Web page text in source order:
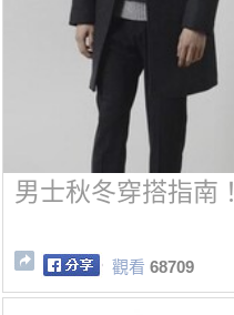
男士秋冬穿搭指南！
觀看 68709